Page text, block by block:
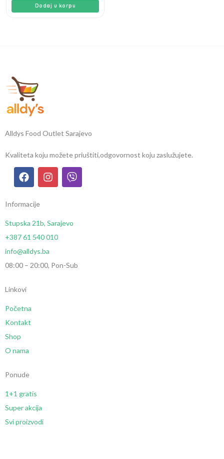
Dodaj u korpu
Alldys Food Outlet Sarajevo
Kvaliteta koju možete priuštiti,odgovornost koju zaslužujete.
Informacije
Stupska 21b, Sarajevo
+387 61 540 010
info@alldys.ba
08:00 – 20:00, Pon-Sub
Linkovi
Početna
Kontakt
Shop
O nama
Ponude
1+1 gratis
Super akcija
Svi proizvodi